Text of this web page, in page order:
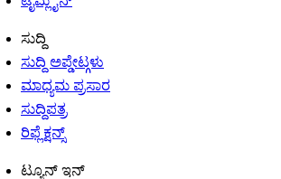
ಸುದ್ದಿ
ಸುದ್ದಿ ಅಪ್ಡೇಟ್ಗಳು
ಮಾಧ್ಯಮ ಪ್ರಸಾರ
ಸುದ್ದಿಪತ್ರ
ರಿಫ್ಲೆಕ್ಷನ್ಸ್
ಟ್ಯೂನ್ ಇನ್